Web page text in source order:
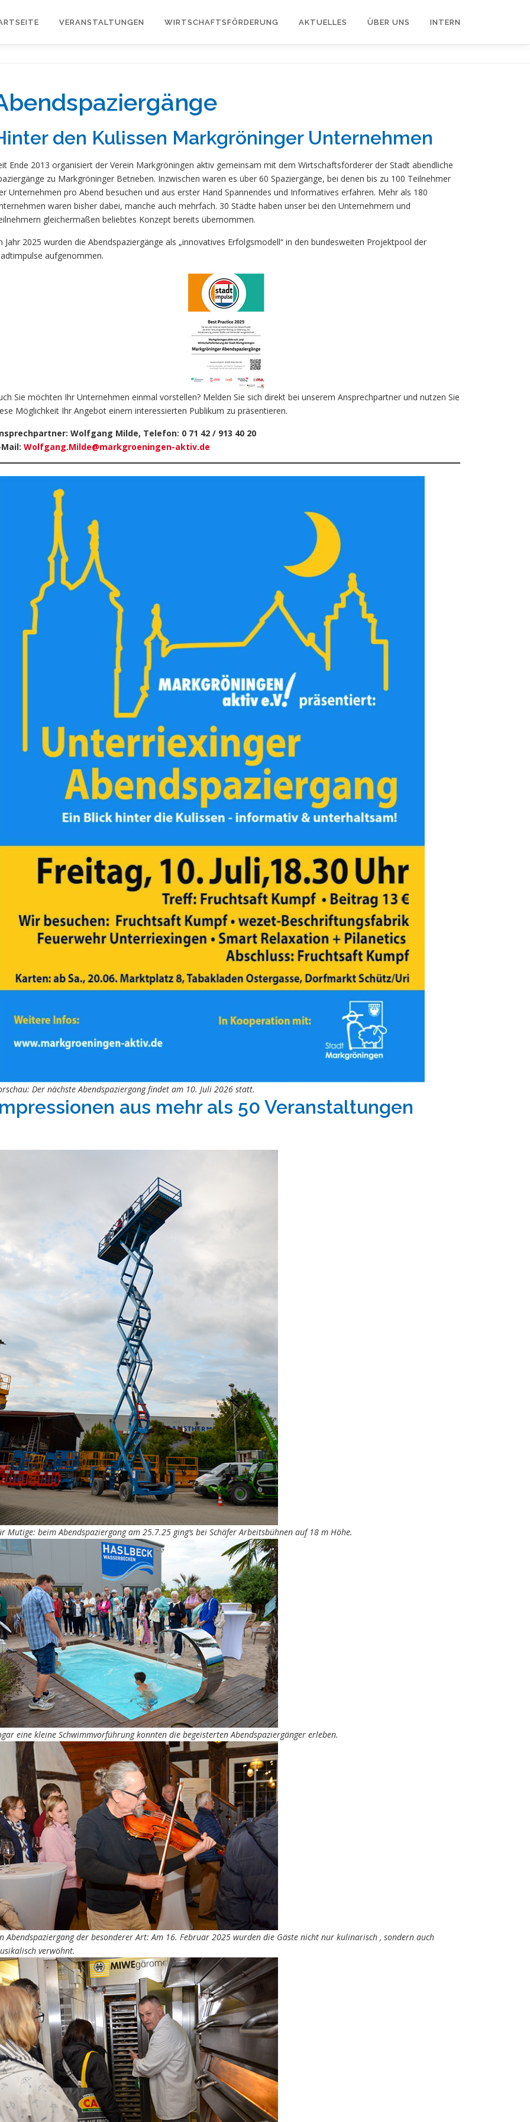
VERANSTALTUNGEN WIRTSCHAFTSFÖRDERUNG AKTUELLES ÜBER UNS INTERN
den Kulissen Markgröninger Unternehmen
Ende 2013 organisiert der Verein Markgröningen aktiv gemeinsam mit dem Wirtschaftsförderer der Stadt abendliche
zu Markgröninger Betrieben. Inzwischen waren es über 60 Spaziergänge, bei denen bis zu 100 Teilnehmer
Unternehmen pro Abend besuchen und aus erster Hand Spannendes und Informatives erfahren. Mehr als 180
waren bisher dabei, manche auch mehrfach. 30 Städte haben unser bei den Unternehmern und
gleichermaßen beliebtes Konzept bereits übernommen.
Jahr 2025 wurden die Abendspaziergänge als „innovatives Erfolgsmodell“ in den bundesweiten Projektpool der
aufgenommen.
Sie möchten Ihr Unternehmen einmal vorstellen? Melden Sie sich direkt bei unserem Ansprechpartner und nutzen Sie
Möglichkeit Ihr Angebot einem interessierten Publikum zu präsentieren.
Wolfgang Milde, Telefon: 0 71 42 / 913 40 20
Wolfgang.Milde@markgroeningen-aktiv.de
Der nächste Abendspaziergang findet am 10. Juli 2026 statt.
aus mehr als 50 Veranstaltungen
Mutige: beim Abendspaziergang am 25.7.25 ging‘s bei Schäfer Arbeitsbühnen auf 18 m Höhe.
eine kleine Schwimmvorführung konnten die begeisterten Abendspaziergänger erleben.
Abendspaziergang der besonderer Art: Am 16. Februar 2025 wurden die Gäste nicht nur kulinarisch , sondern auch
verwöhnt.